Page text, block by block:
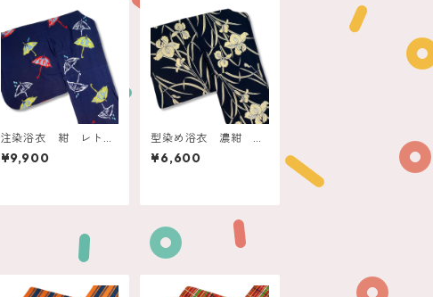
注染浴衣 紺 レトロ
アンブレラ
¥9,900
型染め浴衣 濃紺 ク
リーム菖蒲
¥6,600